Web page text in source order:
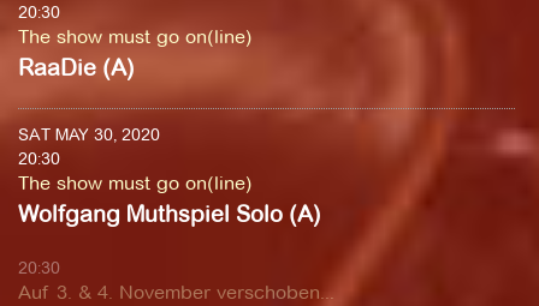
20:30
The show must go on(line)
RaaDie (A)
SAT MAY 30, 2020
20:30
The show must go on(line)
Wolfgang Muthspiel Solo (A)
20:30
Auf 3. & 4. November verschoben...